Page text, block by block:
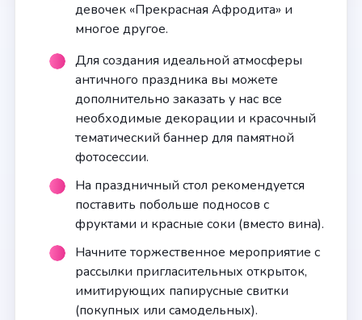
девочек «Прекрасная Афродита» и
многое другое.
Для создания идеальной атмосферы
античного праздника вы можете
дополнительно заказать у нас все
необходимые декорации и красочный
тематический баннер для памятной
фотосессии.
На праздничный стол рекомендуется
поставить побольше подносов с
фруктами и красные соки (вместо вина).
Начните торжественное мероприятие с
рассылки пригласительных открыток,
имитирующих папирусные свитки
(покупных или самодельных).